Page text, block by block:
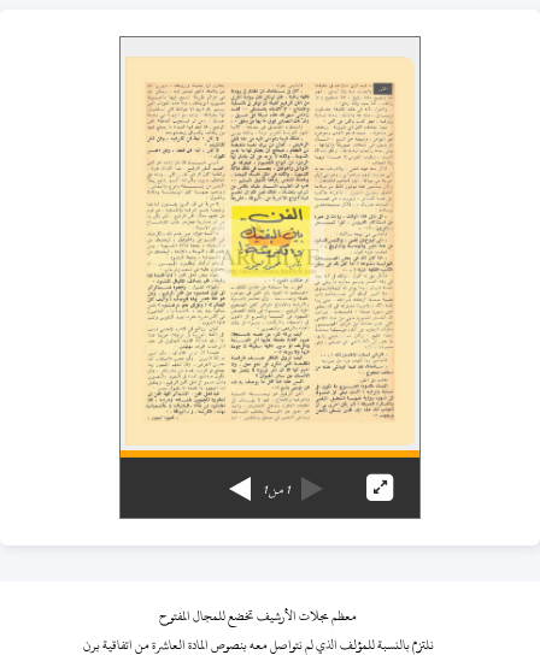
1من1
معظم مجلات الأرشيف تخضع للمجال المفتوح
نلتزم بالنسبة للمؤلف الذي لم نتواصل معه بنصوص المادة العاشرة من اتفاقية برن